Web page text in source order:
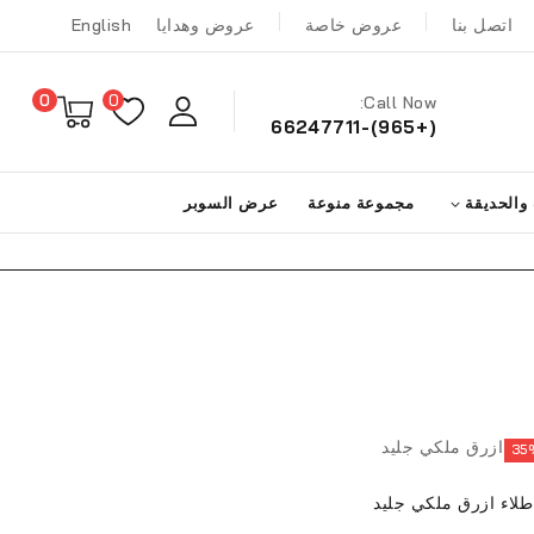
اتصل بنا عروض خاصة عروض وهدايا English
Call Now:
(+965)-66247711
0
0
والحديقة مجموعة منوعة عرض السوبر
طلاء ازرق ملكي جليد